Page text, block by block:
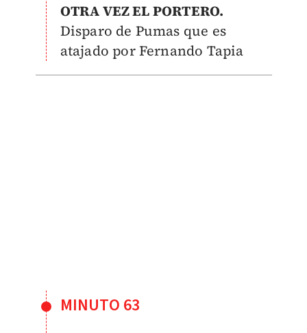
OTRA VEZ EL PORTERO.
Disparo de Pumas que es
atajado por Fernando Tapia
MINUTO 63